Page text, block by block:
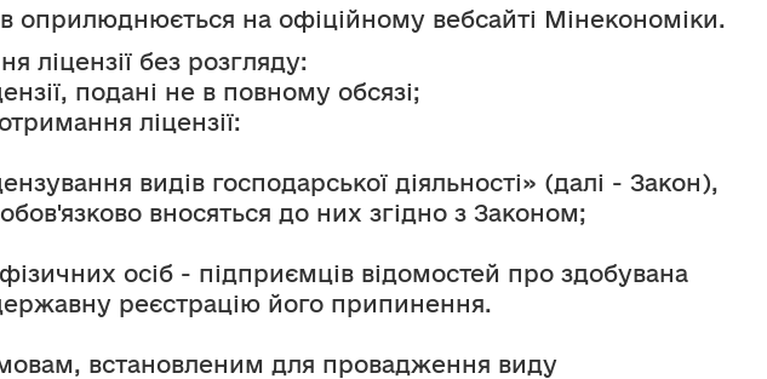
оприлюднюється на офіційному вебсайті Мінекономіки.
ліцензії без розгляду:
подані не в повному обсязі;
ліцензії:
видів господарської діяльності» (далі - Закон),
вносяться до них згідно з Законом;
осіб - підприємців відомостей про здобувана
реєстрацію його припинення.
встановленим для провадження виду